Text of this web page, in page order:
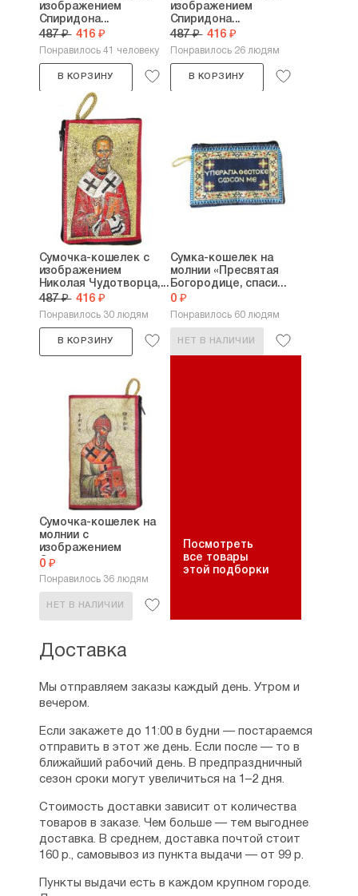
изображением
Спиридона...
487 ₽ 416 ₽
Понравилось 41 человеку
В КОРЗИНУ
изображением
Спиридона...
487 ₽ 416 ₽
Понравилось 26 людям
В КОРЗИНУ
Сумочка-кошелек с
изображением
Николая Чудотворца,...
487 ₽ 416 ₽
Понравилось 30 людям
В КОРЗИНУ
Сумка-кошелек на
молнии «Пресвятая
Богородице, спаси...
0 ₽
Понравилось 60 людям
НЕТ В НАЛИЧИИ
Сумочка-кошелек на
молнии с
изображением
Спиридона...
0 ₽
Понравилось 36 людям
НЕТ В НАЛИЧИИ
Посмотреть
все товары
этой подборки
Доставка
Мы отправляем заказы каждый день. Утром и
вечером.
Если закажете до 11:00 в будни — постараемся
отправить в этот же день. Если после — то в
ближайший рабочий день. В предпраздничный
сезон сроки могут увеличиться на 1–2 дня.
Стоимость доставки зависит от количества
товаров в заказе. Чем больше — тем выгоднее
доставка. В среднем, доставка почтой стоит
160 р., самовывоз из пункта выдачи — от 99 р.
Пункты выдачи есть в каждом крупном городе.